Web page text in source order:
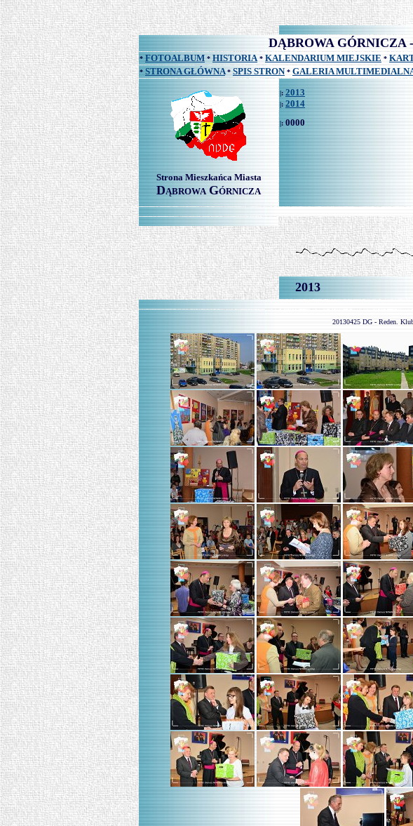
DĄBROWA
* FOTOALBUM * HISTORIA * KALENDARIUM MIEJSKIE *
* STRONA GŁÓWNA * SPIS STRON * GALERIA
Strona Mieszkańca Miasta
DĄBROWA GÓRNICZA
|: 2013
|: 2014
|: 0000
2013
20130425 DG - Reden.